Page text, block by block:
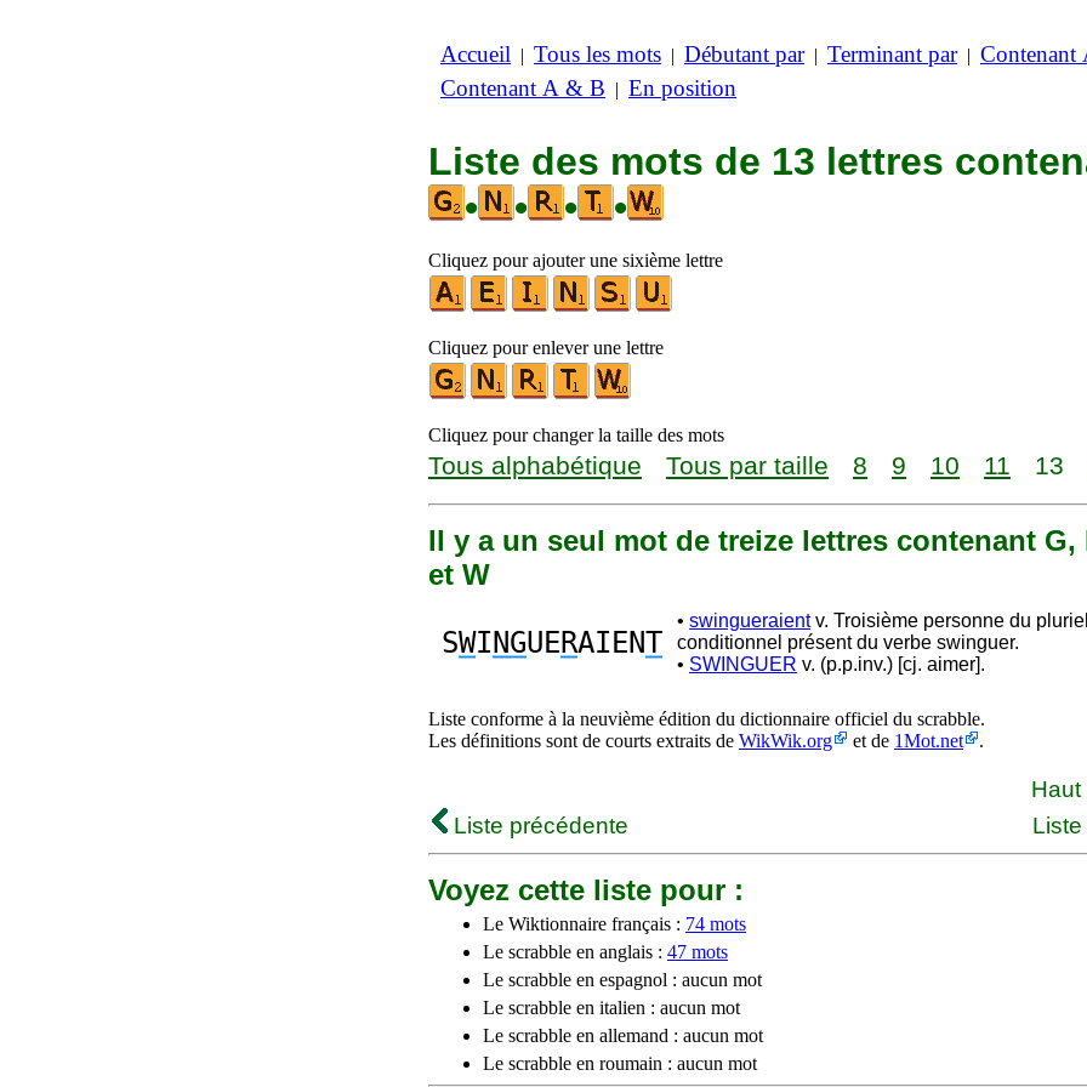
Accueil | Tous les mots | Débutant par| Terminant par| Contenant
Contenant A & B | En position
Liste des mots de 13 lettres
•
• • •
Cliquez pour ajouter une sixième lettre
Cliquez pour enlever une lettre
Cliquez pour changer la taille des mots
Tous alphabétique Tous par taille 8 9 10 11 13
Il y a un seul mot de treize lettres contenant G,
et W
SWI NGUERAIENT
• swingueraientv. Troisième personne du
conditionnel présent du verbe swinguer.
• SWINGUER v. (p.p.inv.) [cj. aimer].
Liste conforme à la neuvième édition du dictionnaire officiel du scrabble.
Les définitions sont de courts extraits de WikWik.org et de 1Mot.net .
Haut
Liste précédente
Voyez cette liste pour :
Le Wiktionnaire français : 74 mots
Le scrabble en anglais : 47 mots
Le scrabble en espagnol : aucun mot
Le scrabble en italien : aucun mot
Le scrabble en allemand : aucun mot
Le scrabble en roumain : aucun mot